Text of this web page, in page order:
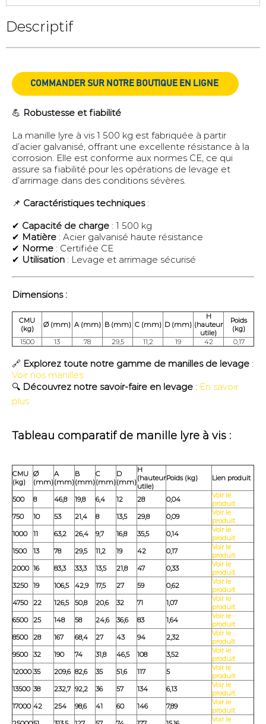
Descriptif
COMMANDER SUR NOTRE BOUTIQUE EN LIGNE
💪 Robustesse et fiabilité
La manille lyre à vis 1 500 kg est fabriquée à partir
d’acier galvanisé, offrant une excellente résistance à la
corrosion. Elle est conforme aux normes CE, ce qui
assure sa fiabilité pour les opérations de levage et
d’arrimage dans des conditions sévères.
📌 Caractéristiques techniques:
✔ Capacité de charge : 1 500 kg
✔ Matière : Acier galvanisé haute résistance
✔ Norme : Certifiée CE
✔ Utilisation : Levage et arrimage sécurisé
Dimensions :
CMU
(kg)
Ø (mm) A (mm) B (mm) C (mm) D (mm)
H
(hauteur
utile)
Poids
(kg)
1500
13 78 29,5 11,2 19 42 0,17
🔗 Explorez toute notre gamme de manilles de levage :
Voir nos manilles
🔍 Découvrez notre savoir-faire en levage : En savoir
plus
Tableau comparatif de manille lyre à vis :
CMU
(kg)
Ø
(mm)
A
(mm)
B
(mm)
C
(mm)
D
(mm)
H
(hauteur
utile)
Poids (kg) Lien produit
500 8 46,8 19,8 6,4 12 28 0,04
Voir le
produit
750
10 53 21,4 8 13,5 29,8 0,09
Voir le
produit
1000
11 63,2 26,4 9,7 16,8 35,5 0,14
Voir le
produit
1500
13 78 29,5 11,2 19 42 0,17
Voir le
produit
2000 16 83,3 33,3 13,5 21,8 47 0,33
Voir le
produit
3250
19 106,5 42,9 17,5 27 59 0,62
Voir le
produit
4750
22 126,5 50,8 20,6 32 71 1,07
Voir le
produit
6500
25 148 58 24,6 36,6 83 1,64
Voir le
produit
8500
28 167 68,4 27 43 94 2,32
Voir le
produit
9500
32 190 74 31,8 46,5 108 3,52
Voir le
produit
12000 35 209,6 82,6 35 51,6 117 5
Voir le
produit
13500 38 232,7 92,2 36 57 134 6,13
Voir le
produit
17000 42 254 98,6 41 60 146 7,89
Voir le
produit
Voir le